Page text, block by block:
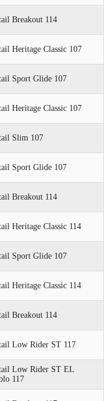
Breakout 114
Heritage Classic 107
Sport Glide 107
Heritage Classic 107
Slim 107
Sport Glide 107
Breakout 114
Heritage Classic 114
Sport Glide 107
Heritage Classic 114
Breakout 114
Low Rider ST 117
Low Rider ST EL
117